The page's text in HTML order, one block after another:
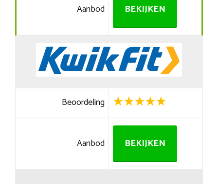
Aanbod BEKIJKEN
Beoordeling
Aanbod BEKIJKEN